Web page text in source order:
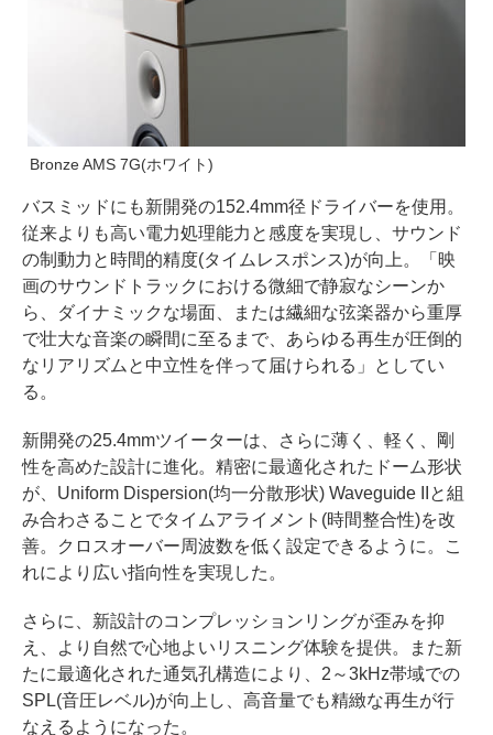
Bronze AMS 7G(ホワイト)
バスミッドにも新開発の152.4mm径ドライバーを使用。
従来よりも高い電力処理能力と感度を実現し、サウンド
の制動力と時間的精度(タイムレスポンス)が向上。「映
画のサウンドトラックにおける微細で静寂なシーンか
ら、ダイナミックな場面、または繊細な弦楽器から重厚
で壮大な音楽の瞬間に至るまで、あらゆる再生が圧倒的
なリアリズムと中立性を伴って届けられる」としてい
る。
新開発の25.4mmツイーターは、さらに薄く、軽く、剛
性を高めた設計に進化。精密に最適化されたドーム形状
が、Uniform Dispersion(均一分散形状) Waveguide IIと組
み合わさることでタイムアライメント(時間整合性)を改
善。クロスオーバー周波数を低く設定できるように。こ
れにより広い指向性を実現した。
さらに、新設計のコンプレッションリングが歪みを抑
え、より自然で心地よいリスニング体験を提供。また新
たに最適化された通気孔構造により、2～3kHz帯域での
SPL(音圧レベル)が向上し、高音量でも精緻な再生が行
なえるようになった。